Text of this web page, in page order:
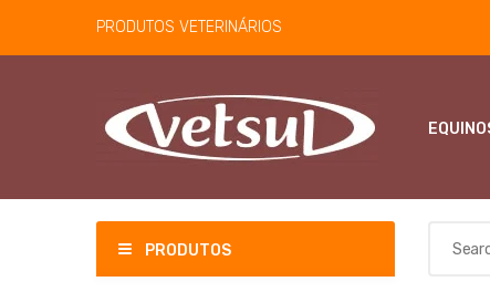
PRODUTOS VETERINÁRIOS
PRODUTOS